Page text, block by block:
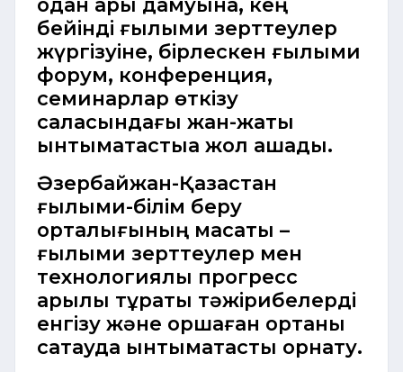
одан ары дамуына, кең
бейінді ғылыми зерттеулер
жүргізуіне, бірлескен ғылыми
форум, конференция,
семинарлар өткізу
саласындағы жан-жақты
ынтымақтастыққа жол ашады.
Әзербайжан-Қазақстан
ғылыми-білім беру
орталығының мақсаты –
ғылыми зерттеулер мен
технологиялық прогресс
арқылы тұрақты тәжірибелерді
енгізу және қоршаған ортаны
сақтауда ынтымақтастық орнату.